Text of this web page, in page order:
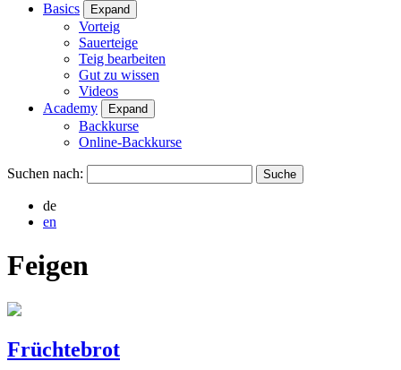
Basics
Expand
Vorteig
Sauerteige
Teig bearbeiten
Gut zu wissen
Videos
Academy
Expand
Backkurse
Online-Backkurse
Suchen nach:
de
en
Feigen
Früchtebrot